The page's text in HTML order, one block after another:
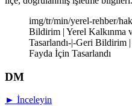
img/tr/min/yerel-rehber/
Bildirim | Yerel Kalkınma
Tasarlandı-|-Geri Bildirim
Fayda İçin Tasarlandı
DM
► İnceleyin